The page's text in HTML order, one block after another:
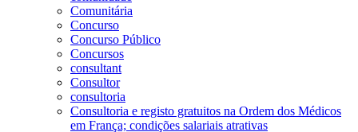
Comunitária
Concurso
Concurso Público
Concursos
consultant
Consultor
consultoria
Consultoria e registo gratuitos na Ordem dos Médicos
em França; condições salariais atrativas